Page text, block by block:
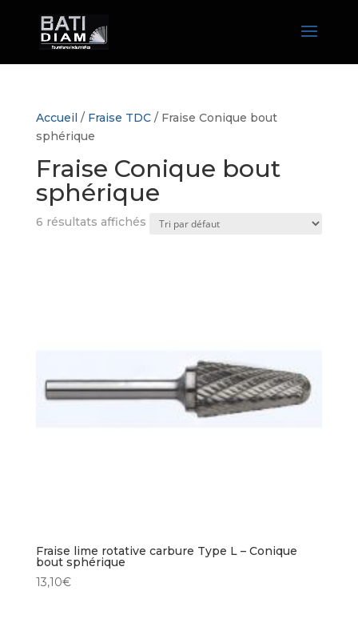
Accueil / Fraise TDC/ Fraise Conique bout
sphérique
Fraise Conique bout
sphérique
6 résultats affichés
Fraise lime rotative carbure Type L – Conique
bout sphérique
13,10€